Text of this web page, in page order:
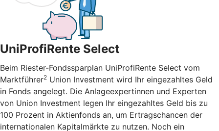
UniProfiRente Select
Beim Riester-Fondssparplan UniProfiRente Select vom
Marktführer2 Union Investment wird Ihr eingezahltes Geld
in Fonds angelegt. Die Anlageexpertinnen und Experten
von Union Investment legen Ihr eingezahltes Geld bis zu
100 Prozent in Aktienfonds an, um Ertragschancen der
internationalen Kapitalmärkte zu nutzen. Noch ein